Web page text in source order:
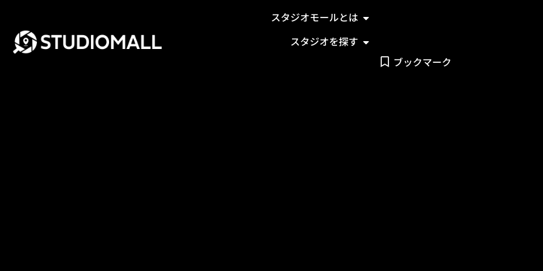
スタジオモールとは
スタジオを探す
ブックマーク